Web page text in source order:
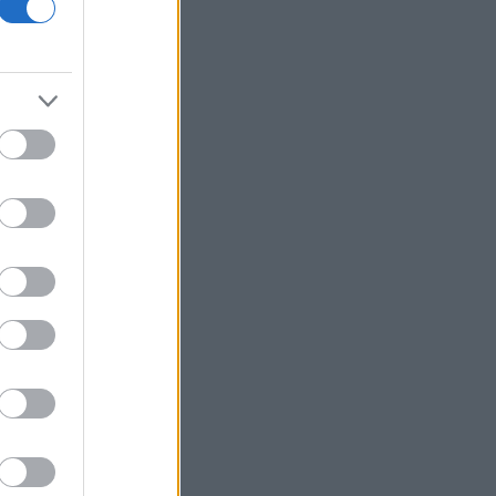
18η συνεχόμενη χρονιά
δολαρίων για τη DeepSeek
Βρεττού (Credia): Πιστωτική επέκταση
άνω των 1,3 δισ. ευρώ φέτος -
Επιταχύνει την ανάπτυξη, μεταθέτει
Στα πράσινα οι ευρωαγορές - Νέο
ενδοσυνεδριακό ρεκόρ για τον Stoxx
Πυρκαγιές: 325 αυτοψίες στις
πληγείσες περιοχές - 118 «κόκκινα»
Σε εξέλιξη πυρκαγιές σε Σκύρο και
ΑΔΜΗΕ: Διατηρεί την τεχνική ηγεσία